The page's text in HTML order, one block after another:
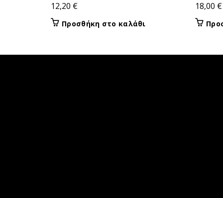
12,20 €
Προσθήκη στο καλάθι
18,00 €